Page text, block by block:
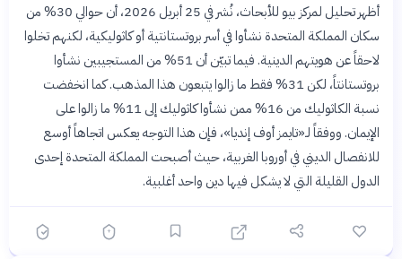
أظهر تحليل لمركز بيو للأبحاث، نُشر في 25 أبريل 2026، أن حوالي 30% من
سكان المملكة المتحدة نشأوا في أسر بروتستانتية أو كاثوليكية، لكنهم تخلوا
لاحقاً عن هويتهم الدينية. فيما تبيّن أن 51% من المستجيبين نشأوا
بروتستانتاً، لكن 31% فقط ما زالوا يتبعون هذا المذهب. كما انخفضت
نسبة الكاثوليك من 16% ممن نشأوا كاثوليك إلى 11% ما زالوا على
الإيمان. ووفقاً لـ«تايمز أوف إنديا»، فإن هذا التوجه يعكس اتجاهاً أوسع
للانفصال الديني في أوروبا الغربية، حيث أصبحت المملكة المتحدة إحدى
الدول القليلة التي لا يشكل فيها دين واحد أغلبية.